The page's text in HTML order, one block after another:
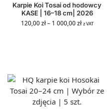
Karpie Koi Tosai od hodowcy
KASE | 16–18 cm| 2026
120,00zł – 1 000,00zł z VAT